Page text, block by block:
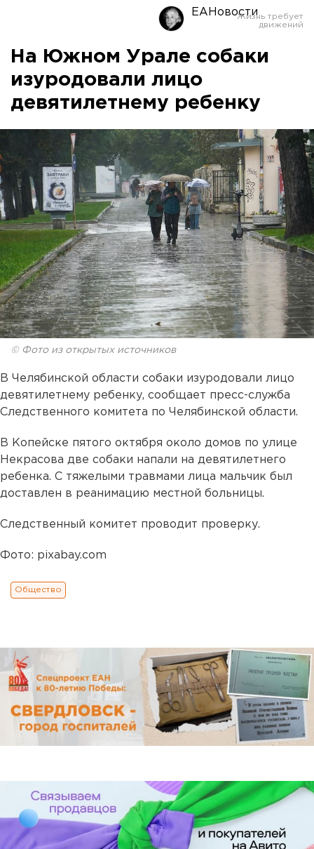
ЕАНовости
На Южном Урале собаки
изуродовали лицо
девятилетнему ребенку
© Фото из открытых источников
В Челябинской области собаки изуродовали лицо
девятилетнему ребенку, сообщает пресс-служба
Следственного комитета по Челябинской области.
В Копейске пятого октября около домов по улице
Некрасова две собаки напали на девятилетнего
ребенка. С тяжелыми травмами лица мальчик был
доставлен в реанимацию местной больницы.
Следственный комитет проводит проверку.
Фото: pixabay.com
Общество